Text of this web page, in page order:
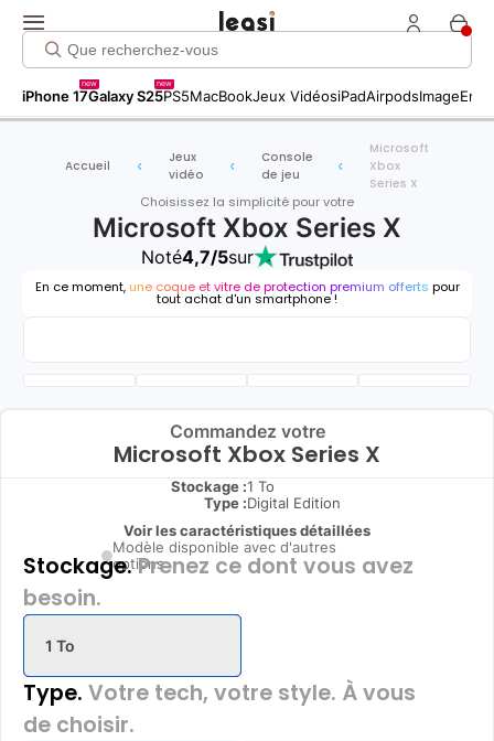
iPhone 17
new
Galaxy S25
new
PS5MacBookJeux VidéosiPadAirpodsImage
Accueil
Jeux
vidéo
Console
de jeu
Microsoft
Xbox
Series X
Choisissez la simplicité pour votre
Microsoft Xbox Series X
Noté4,7/5sur
En ce moment, une coque et vitre de protection premium offerts pour
tout achat d'un smartphone !
Commandez votre
Microsoft Xbox Series X
Stockage :1 To
Type :Digital Edition
Voir les caractéristiques détaillées
Modèle disponible avec d'autres
options
Stockage.Prenez ce dont vous avez
besoin.
1 To
Type. Votre tech, votre style. À vous
de choisir.